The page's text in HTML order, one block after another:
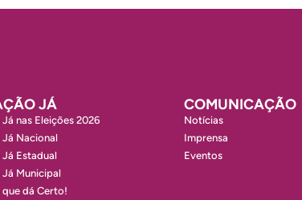
JÁ
nas Eleições 2026
Nacional
Estadual
Municipal
que dá Certo!
COMUNICAÇÃO
Notícias
Imprensa
Eventos